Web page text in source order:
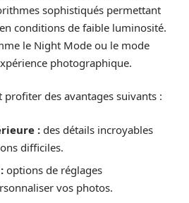
sophistiqués permettant
conditions de faible luminosité.
le Night Mode ou le mode
photographique.
profiter des avantages suivants :
:des détails incroyables
difficiles.
options de réglages
vos photos.